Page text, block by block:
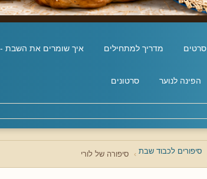
סרטים מדריך למתחילים איך שומרים את השבת -
הפינה לנוער סרטונים
סיפורים לכבוד שבת סיפורה של לורי